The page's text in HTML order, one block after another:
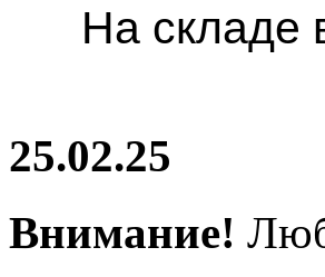
На складе
25.02.25
Внимание!